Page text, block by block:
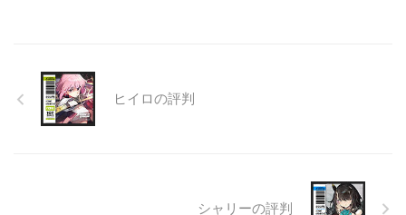
ヒイロの評判
シャリーの評判